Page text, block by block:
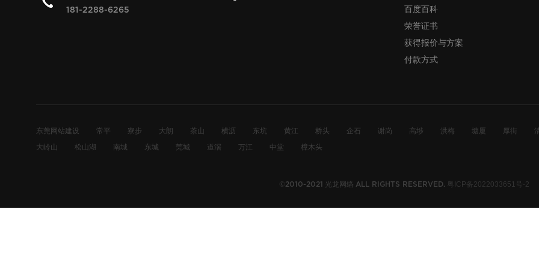
181-2288-6265
百度百科
荣誉证书
获得报价与方案
付款方式
东莞网站建设 常平 寮步 大朗 茶山 横沥 东坑 黄江 桥头 企石 谢岗 高埗 洪梅 塘厦 厚街
大岭山 松山湖 南城 东城 莞城 道滘 万江 中堂 樟木头
©2010-2021 光龙网络 ALL RIGHTS RESERVED. 粤ICP备2022033651号-2